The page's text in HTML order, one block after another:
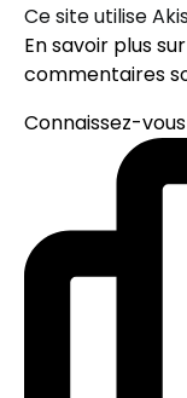
Ce site utilise
En savoir plus
commentaires
Connaissez-